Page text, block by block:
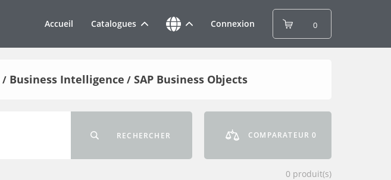
Accueil Catalogues Connexion 0
/ Business Intelligence / SAP Business Objects
RECHERCHER COMPARATEUR0
0 produit(s)